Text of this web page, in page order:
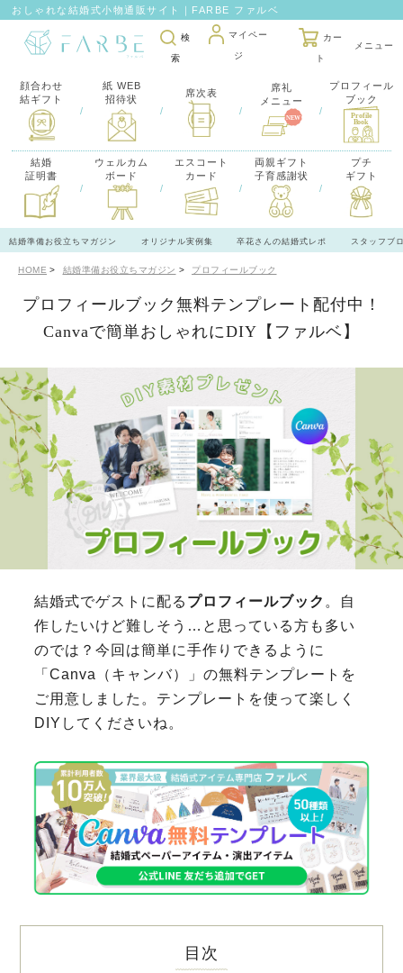
おしゃれな結婚式小物通販サイト｜FARBE ファルベ
検
索
マイペー
ジ
カー
ト
顔合わせ
結ギフト
/
紙 WEB
招待状
/
席次表
/
席礼
メニュー
/
プロフィール
ブック
結婚
証明書
/
ウェルカム
ボード
/
エスコート
カード
/
両親ギフト
子育感謝状
/
プチ
ギフト
結婚準備お役立ちマガジン オリジナル実例集 卒花さんの結婚式レポ スタッフブ
HOME 結婚準備お役立ちマガジン プロフィールブック
プロフィールブック無料テンプレート配付中！
Canvaで簡単おしゃれにDIY【ファルベ】
結婚式でゲストに配る プロフィールブック 。自
作したいけど難しそう…と思っている方も多い
のでは？今回は簡単に手作りできるように
「Canva（キャンバ）」の無料テンプレートを
ご用意しました。テンプレートを使って楽しく
DIYしてくださいね。
目次